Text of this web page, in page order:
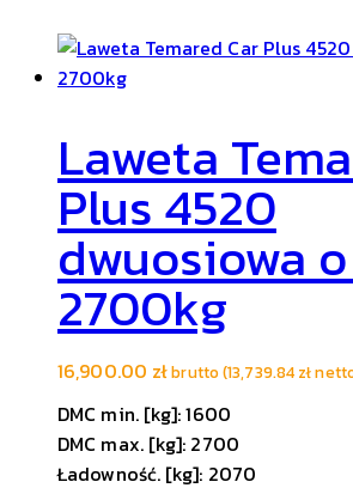
Laweta
Plus 4520
dwuosiowa o
2700kg
16,900.00 zł brutto (13,739.84 zł
DMC min. [kg]: 1600
DMC max. [kg]: 2700
Ładowność. [kg]: 2070